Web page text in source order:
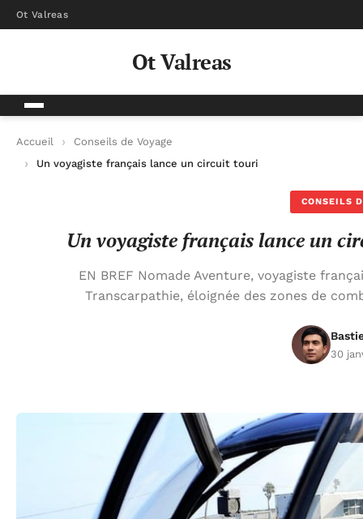
Ot Valreas
Ot Valreas
Accueil
Conseils de Voyage
Un voyagiste français lance un circuit touristique inédit en
CONSEILS
Un voyagiste français lance un
EN BREF Nomade Aventure, voyagiste
Transcarpathie, éloignée des zones de
30